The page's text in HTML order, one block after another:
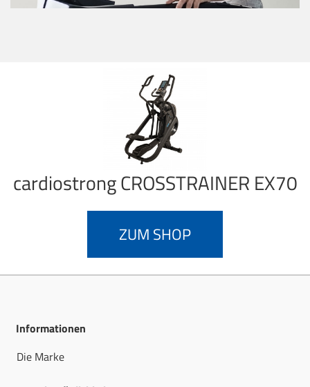
cardiostrongCROSSTRAINER EX70
ZUM SHOP
Informationen
Die Marke